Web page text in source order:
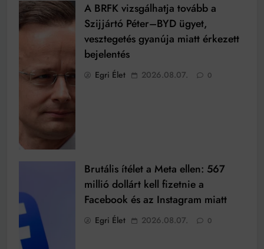
A BRFK vizsgálhatja tovább a
Szijjártó Péter–BYD ügyet,
vesztegetés gyanúja miatt érkezett
bejelentés
Egri Élet 2026.08.07. 0
Brutális ítélet a Meta ellen: 567
millió dollárt kell fizetnie a
Facebook és az Instagram miatt
Egri Élet 2026.08.07. 0